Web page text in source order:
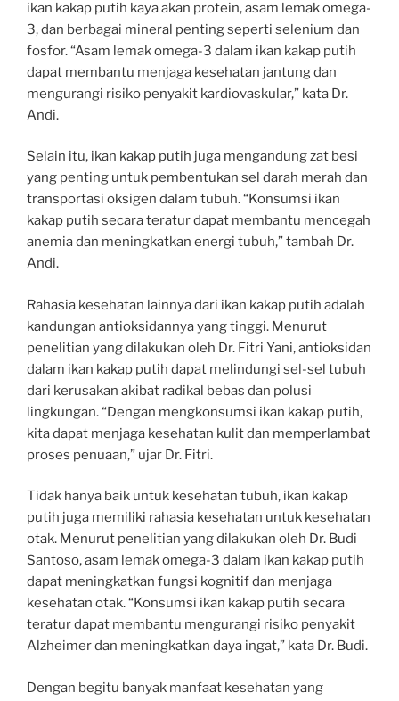
ikan kakap putih kaya akan protein, asam lemak omega-
3, dan berbagai mineral penting seperti selenium dan
fosfor. “Asam lemak omega-3 dalam ikan kakap putih
dapat membantu menjaga kesehatan jantung dan
mengurangi risiko penyakit kardiovaskular,” kata Dr.
Andi.
Selain itu, ikan kakap putih juga mengandung zat besi
yang penting untuk pembentukan sel darah merah dan
transportasi oksigen dalam tubuh. “Konsumsi ikan
kakap putih secara teratur dapat membantu mencegah
anemia dan meningkatkan energi tubuh,” tambah Dr.
Andi.
Rahasia kesehatan lainnya dari ikan kakap putih adalah
kandungan antioksidannya yang tinggi. Menurut
penelitian yang dilakukan oleh Dr. Fitri Yani, antioksidan
dalam ikan kakap putih dapat melindungi sel-sel tubuh
dari kerusakan akibat radikal bebas dan polusi
lingkungan. “Dengan mengkonsumsi ikan kakap putih,
kita dapat menjaga kesehatan kulit dan memperlambat
proses penuaan,” ujar Dr. Fitri.
Tidak hanya baik untuk kesehatan tubuh, ikan kakap
putih juga memiliki rahasia kesehatan untuk kesehatan
otak. Menurut penelitian yang dilakukan oleh Dr. Budi
Santoso, asam lemak omega-3 dalam ikan kakap putih
dapat meningkatkan fungsi kognitif dan menjaga
kesehatan otak. “Konsumsi ikan kakap putih secara
teratur dapat membantu mengurangi risiko penyakit
Alzheimer dan meningkatkan daya ingat,” kata Dr. Budi.
Dengan begitu banyak manfaat kesehatan yang